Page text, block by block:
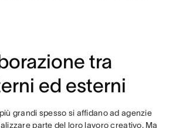
tra
ed esterni
grandi spesso si affidano ad agenzie
parte del loro lavoro creativo. Ma